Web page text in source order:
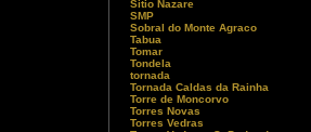
Sitio Nazare
SMP
Sobral do Monte Agraco
Tabua
Tomar
Tondela
tornada
Tornada Caldas da Rainha
Torre de Moncorvo
Torres Novas
Torres Vedras